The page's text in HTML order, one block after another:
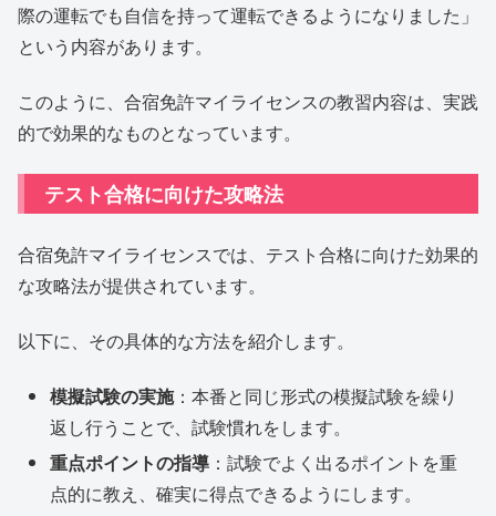
際の運転でも自信を持って運転できるようになりました」
という内容があります。
このように、合宿免許マイライセンスの教習内容は、実践
的で効果的なものとなっています。
テスト合格に向けた攻略法
合宿免許マイライセンスでは、テスト合格に向けた効果的
な攻略法が提供されています。
以下に、その具体的な方法を紹介します。
模擬試験の実施：本番と同じ形式の模擬試験を繰り
返し行うことで、試験慣れをします。
重点ポイントの指導 ：試験でよく出るポイントを重
点的に教え、確実に得点できるようにします。